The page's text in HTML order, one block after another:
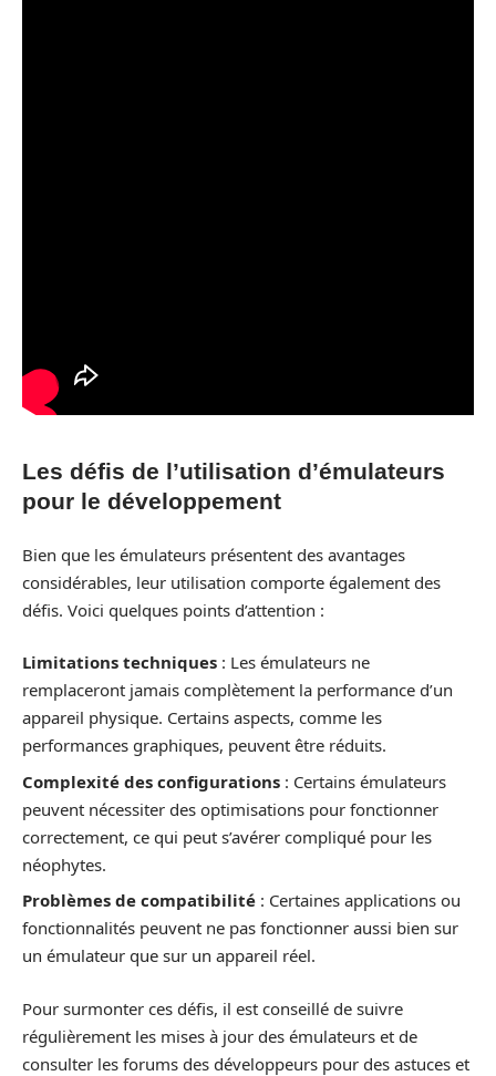
Les défis de l’utilisation d’émulateurs
pour le développement
Bien que les émulateurs présentent des avantages
considérables, leur utilisation comporte également des
défis. Voici quelques points d’attention :
Limitations techniques : Les émulateurs ne
remplaceront jamais complètement la performance d’un
appareil physique. Certains aspects, comme les
performances graphiques, peuvent être réduits.
Complexité des configurations : Certains émulateurs
peuvent nécessiter des optimisations pour fonctionner
correctement, ce qui peut s’avérer compliqué pour les
néophytes.
Problèmes de compatibilité : Certaines applications ou
fonctionnalités peuvent ne pas fonctionner aussi bien sur
un émulateur que sur un appareil réel.
Pour surmonter ces défis, il est conseillé de suivre
régulièrement les mises à jour des émulateurs et de
consulter les forums des développeurs pour des astuces et